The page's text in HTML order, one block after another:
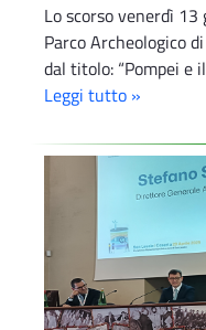
Lo scorso venerdì 13
Parco Archeologico
dal titolo: “Pompei e
Leggi tutto »